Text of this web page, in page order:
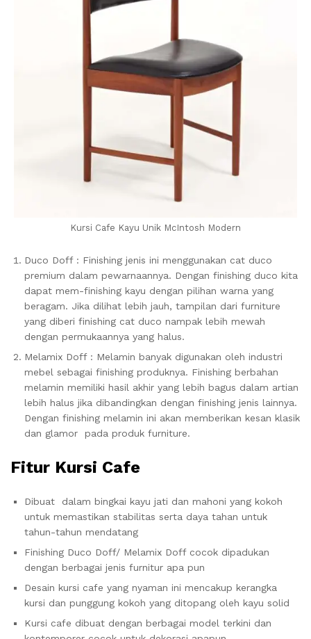
Kursi Cafe Kayu Unik McIntosh Modern
Duco Doff : Finishing jenis ini menggunakan cat duco
premium dalam pewarnaannya. Dengan finishing duco kita
dapat mem-finishing kayu dengan pilihan warna yang
beragam. Jika dilihat lebih jauh, tampilan dari furniture
yang diberi finishing cat duco nampak lebih mewah
dengan permukaannya yang halus.
Melamix Doff : Melamin banyak digunakan oleh industri
mebel sebagai finishing produknya. Finishing berbahan
melamin memiliki hasil akhir yang lebih bagus dalam artian
lebih halus jika dibandingkan dengan finishing jenis lainnya.
Dengan finishing melamin ini akan memberikan kesan klasik
dan glamor pada produk furniture.
Fitur Kursi Cafe
Dibuat dalam bingkai kayu jati dan mahoni yang kokoh
untuk memastikan stabilitas serta daya tahan untuk
tahun-tahun mendatang
Finishing Duco Doff/ Melamix Doff cocok dipadukan
dengan berbagai jenis furnitur apa pun
Desain kursi cafe yang nyaman ini mencakup kerangka
kursi dan punggung kokoh yang ditopang oleh kayu solid
Kursi cafe dibuat dengan berbagai model terkini dan